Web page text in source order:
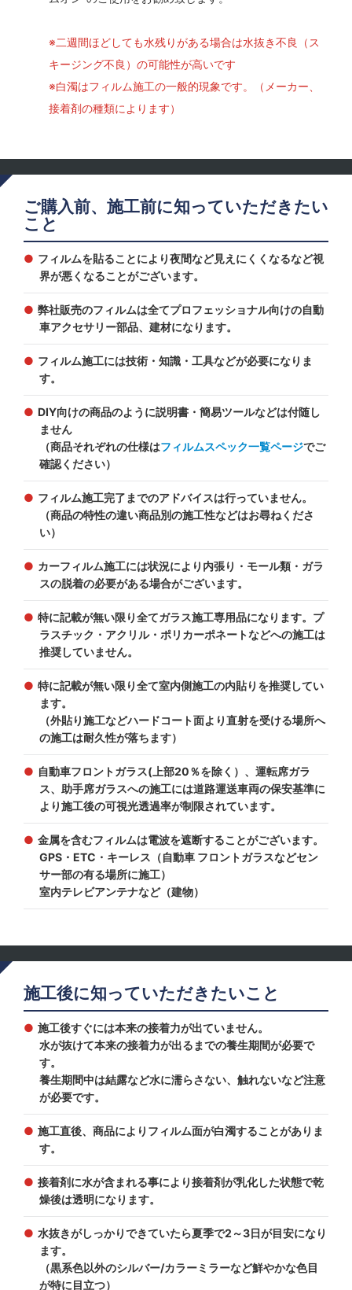
※二週間ほどしても水残りがある場合は水抜き不良（ス
キージング不良）の可能性が高いです
※白濁はフィルム施工の一般的現象です。（メーカー、
接着剤の種類によります）
ご購入前、施工前に知っていただきたい
こと
フィルムを貼ることにより夜間など見えにくくなるなど視
界が悪くなることがございます。
弊社販売のフィルムは全てプロフェッショナル向けの自動
車アクセサリー部品、建材になります。
フィルム施工には技術・知識・工具などが必要になりま
す。
DIY向けの商品のように説明書・簡易ツールなどは付随し
ません
（商品それぞれの仕様はフィルムスペック一覧ページでご
確認ください）
フィルム施工完了までのアドバイスは行っていません。
（商品の特性の違い商品別の施工性などはお尋ねくださ
い）
カーフィルム施工には状況により内張り・モール類・ガラ
スの脱着の必要がある場合がございます。
特に記載が無い限り全てガラス施工専用品になります。プ
ラスチック・アクリル・ポリカーポネートなどへの施工は
推奨していません。
特に記載が無い限り全て室内側施工の内貼りを推奨してい
ます。
（外貼り施工などハードコート面より直射を受ける場所へ
の施工は耐久性が落ちます）
自動車フロントガラス(上部20％を除く）、運転席ガラ
ス、助手席ガラスへの施工には道路運送車両の保安基準に
より施工後の可視光透過率が制限されています。
金属を含むフィルムは電波を遮断することがございます。
GPS・ETC・キーレス（自動車 フロントガラスなどセン
サー部の有る場所に施工）
室内テレビアンテナなど（建物）
施工後に知っていただきたいこと
施工後すぐには本来の接着力が出ていません。
水が抜けて本来の接着力が出るまでの養生期間が必要で
す。
養生期間中は結露など水に濡らさない、触れないなど注意
が必要です。
施工直後、商品によりフィルム面が白濁することがありま
す。
接着剤に水が含まれる事により接着剤が乳化した状態で乾
燥後は透明になります。
水抜きがしっかりできていたら夏季で2～3日が目安になり
ます。
（黒系色以外のシルバー/カラーミラーなど鮮やかな色目
が特に目立つ）